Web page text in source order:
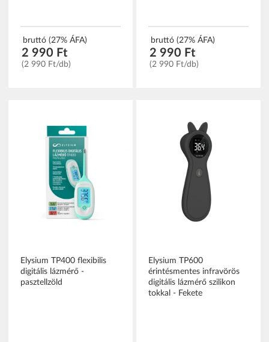
bruttó (27% ÁFA)
2 990 Ft
(2 990 Ft/db)
bruttó (27% ÁFA)
2 990 Ft
(2 990 Ft/db)
Elysium TP400 flexibilis
digitális lázmérő -
pasztellzöld
Elysium TP600
érintésmentes infravörös
digitális lázmérő szilikon
tokkal - Fekete